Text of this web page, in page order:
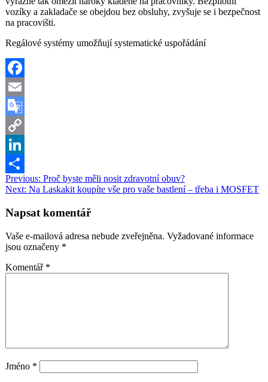
vozíky a zakladače se obejdou bez obsluhy, zvyšuje se i bezpečnost
na pracovišti.
Regálové systémy umožňují systematické uspořádání
Facebook
Email
Google
Translate
Copy
Link
LinkedIn
Share
Navigace
pro
příspěvek
Previous: Proč byste měli nosit zdravotní obuv?
Next: Na Laskakit koupíte vše pro vaše bastlení – třeba i MOSFET
Napsat komentář
Vaše e-mailová adresa nebude zveřejněna. Vyžadované informace
jsou označeny *
Komentář *
Jméno *